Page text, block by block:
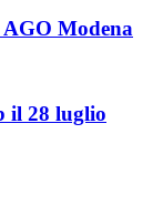
Modena
il 28 luglio